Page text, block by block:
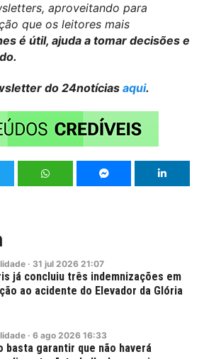
aproveitando para
que os leitores mais
é útil, ajuda a tomar decisões e
do 24notícias aqui.
· 31 jul 2026 21:07
já concluiu três indemnizações em
ao acidente do Elevador da Glória
· 6 ago 2026 16:33
basta garantir que não haverá